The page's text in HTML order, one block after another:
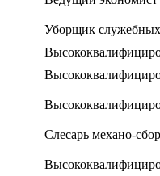
Уборщик
Слесарь механо-